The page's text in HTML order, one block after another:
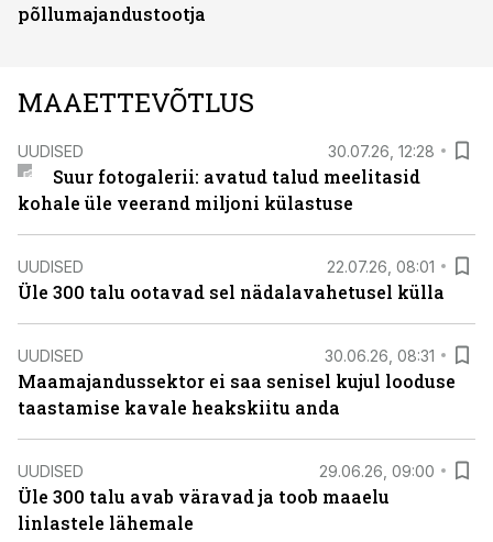
põllumajandustootja
MAAETTEVÕTLUS
UUDISED 30.07.26, 12:28
Suur fotogalerii: avatud talud meelitasid
kohale üle veerand miljoni külastuse
UUDISED 22.07.26, 08:01
Üle 300 talu ootavad sel nädalavahetusel külla
UUDISED 30.06.26, 08:31
Maamajandussektor ei saa senisel kujul looduse
taastamise kavale heakskiitu anda
UUDISED 29.06.26, 09:00
Üle 300 talu avab väravad ja toob maaelu
linlastele lähemale